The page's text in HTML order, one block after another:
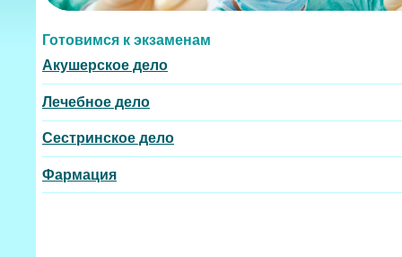
Готовимся к экзаменам
Акушерское дело
Лечебное дело
Сестринское дело
Фармация